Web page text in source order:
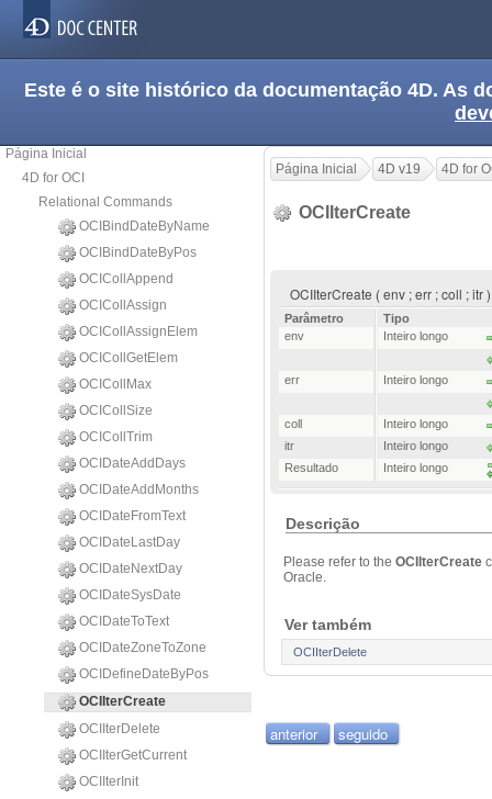
Este é o site histórico da documentação 4D. As
Página Inicial
4D for OCI
Relational Commands
OCIBindDateByName
OCIBindDateByPos
OCICollAppend
OCICollAssign
OCICollAssignElem
OCICollGetElem
OCICollMax
OCICollSize
OCICollTrim
OCIDateAddDays
OCIDateAddMonths
OCIDateFromText
OCIDateLastDay
OCIDateNextDay
OCIDateSysDate
OCIDateToText
OCIDateZoneToZone
OCIDefineDateByPos
OCIIterCreate
OCIIterDelete
OCIIterGetCurrent
OCIIterInit
Página Inicial 4D v19 4D for
OCIIterCreate
OCIIterCreate ( env ; err ; coll ; itr
Parâmetro
Tipo
env
Inteiro longo
err Inteiro longo
coll
Inteiro longo
itr
Inteiro longo
Resultado
Inteiro longo
Descrição
Please refer to the OCIIterCreate
Oracle.
Ver também
OCIIterDelete
anterior seguido